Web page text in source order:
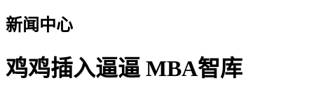
新闻中心
鸡鸡插入逼逼 MBA智库